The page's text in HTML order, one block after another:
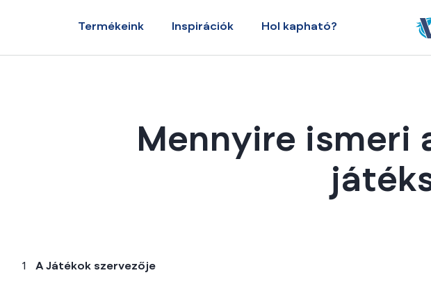
Termékeink Inspirációk Hol kapható?
Mennyire ismeri
A Játékok szervezője